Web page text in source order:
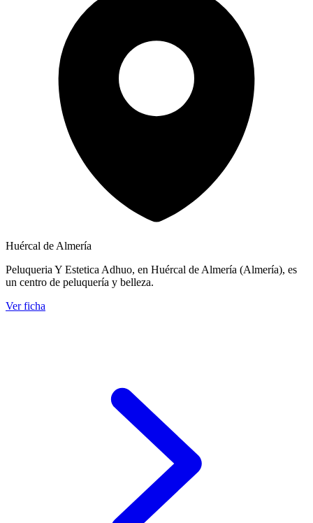
Huércal de Almería
Peluqueria Y Estetica Adhuo, en Huércal de Almería (Almería), es
un centro de peluquería y belleza.
Ver ficha